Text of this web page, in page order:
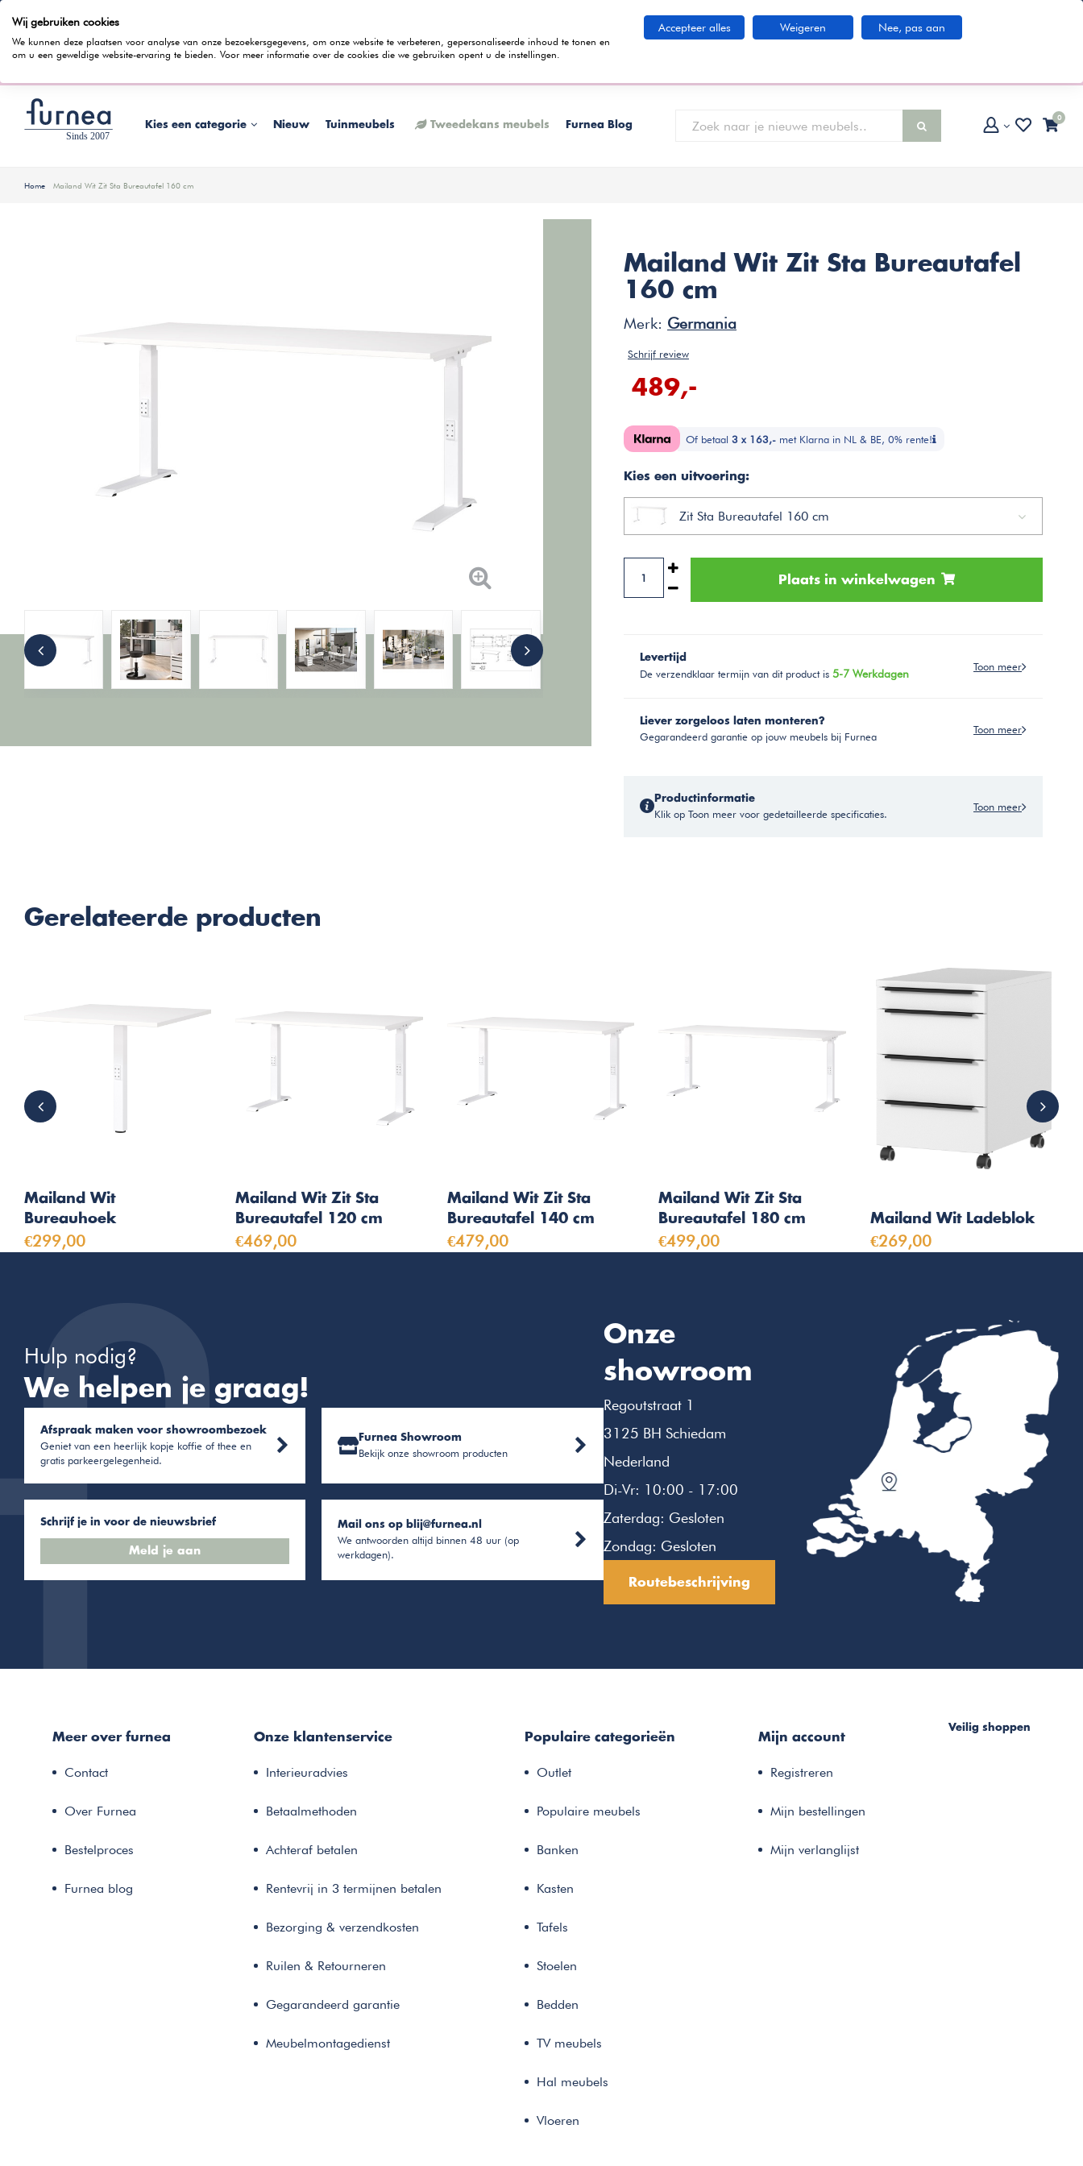
100 dagen bedenktijd
Wist je dat je ook in termijnen kunt betalen? Tijdens het bestelproces kun je kiezen voor de
Kies een categorie Nieuw Tuinmeubels Tweedekans meubels Furnea Blog
0
Home Mailand Wit Zit Sta Bureautafel 160 cm
Mailand Wit Zit Sta Bureautafel
160 cm
Merk: Germania
Schrijf review
489,-
Of betaal 3 x 163,- met Klarna in NL & BE, 0% rente!
Kies een uitvoering:
Zit Sta Bureautafel 160 cm
Plaats in winkelwagen
Levertijd
De verzendklaar termijn van dit product is 5-7 Werkdagen
Toon meer
Liever zorgeloos laten monteren?
Gegarandeerd garantie op jouw meubels bij Furnea
Toon meer
Productinformatie
Klik op Toon meer voor gedetailleerde specificaties.
Toon meer
Gerelateerde producten
Mailand Wit
Bureauhoek
€299,00
Mailand Wit Zit Sta
Bureautafel 120 cm
€469,00
Mailand Wit Zit Sta
Bureautafel 140 cm
€479,00
Mailand Wit Zit Sta
Bureautafel 180 cm
€499,00
Mailand Wit Ladeblok
€269,00
Hulp nodig?
We helpen je graag!
Afspraak maken voor showroombezoek
Geniet van een heerlijk kopje koffie of thee en
gratis parkeergelegenheid.
Furnea Showroom
Bekijk onze showroom producten
Schrijf je in voor de nieuwsbrief
Meld je aan
Mail ons op blij@furnea.nl
We antwoorden altijd binnen 48 uur (op
werkdagen).
Onze
showroom
Regoutstraat 1
3125 BH Schiedam
Nederland
Di-Vr: 10:00 - 17:00
Zaterdag: Gesloten
Zondag: Gesloten
Routebeschrijving
Meer over furnea
Contact
Over Furnea
Bestelproces
Furnea blog
Onze klantenservice
Interieuradvies
Betaalmethoden
Achteraf betalen
Rentevrij in 3 termijnen betalen
Bezorging & verzendkosten
Ruilen & Retourneren
Gegarandeerd garantie
Meubelmontagedienst
Populaire categorieën
Outlet
Populaire meubels
Banken
Kasten
Tafels
Stoelen
Bedden
TV meubels
Hal meubels
Vloeren
Mijn account
Registreren
Mijn bestellingen
Mijn verlanglijst
Veilig shoppen
Wij gebruiken cookies
We kunnen deze plaatsen voor analyse van onze bezoekersgegevens, om onze website te verbeteren, gepersonaliseerde inhoud te tonen en
om u een geweldige website-ervaring te bieden. Voor meer informatie over de cookies die we gebruiken opent u de instellingen.
Accepteer alles Weigeren Nee, pas aan